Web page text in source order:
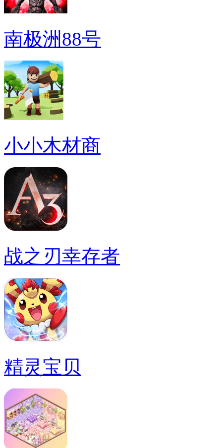
南极洲88号
小小木材商
战之刃幸存者
精灵宝贝